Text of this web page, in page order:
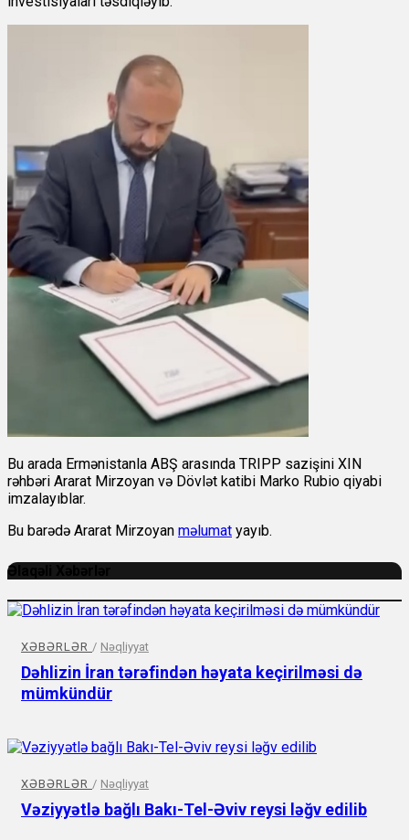
Bu arada Ermənistanla ABŞ arasında TRIPP sazişini XIN
rəhbəri Ararat Mirzoyan və Dövlət katibi Marko Rubio qiyabi
imzalayıblar.
Bu barədə Ararat Mirzoyan məlumat yayıb.
Əlaqəli Xəbərlər
XƏBƏRLƏR / Nəqliyyat
Dəhlizin İran tərəfindən həyata keçirilməsi də
mümkündür
XƏBƏRLƏR / Nəqliyyat
Vəziyyətlə bağlı Bakı-Tel-Əviv reysi ləğv edilib